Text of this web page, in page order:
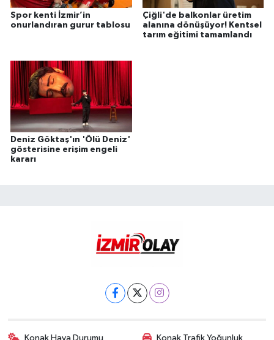
Spor kenti İzmir’in
onurlandıran gurur tablosu
Çiğli'de balkonlar üretim
alanına dönüşüyor! Kentsel
tarım eğitimi tamamlandı
Deniz Göktaş'ın 'Ölü Deniz'
gösterisine erişim engeli
kararı
Konak Hava Durumu Konak Trafik Yoğunluk